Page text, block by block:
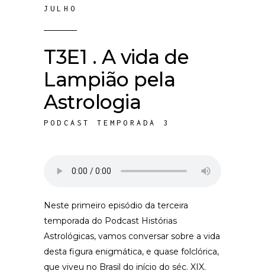
JULHO
T3E1 . A vida de
Lampião pela
Astrologia
PODCAST TEMPORADA 3
Neste primeiro episódio da terceira
temporada do Podcast Histórias
Astrológicas, vamos conversar sobre a vida
desta figura enigmática, e quase folclórica,
que viveu no Brasil do início do séc. XIX.